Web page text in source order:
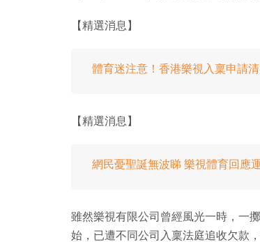
【精選消息】
體育迷注意！香港樂視入稟申請
【精選消息】
網民憂聖誕無波睇 樂視體育回應
雖然樂視有限公司曾經風光一時，一
始，已遭不同公司入稟法庭追收欠款